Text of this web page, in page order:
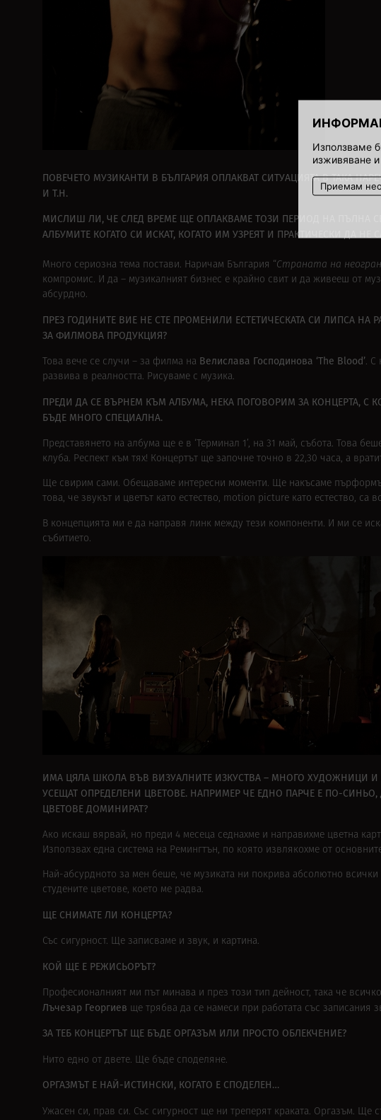
Използваме
изживяване
Приемам
ПОВЕЧЕТО МУЗИКАНТИ В БЪЛГАРИЯ ОПЛАКВАТ СИТУАЦИЯТА В ТАКА
И Т.Н.
МИСЛИШ ЛИ, ЧЕ СЛЕД ВРЕМЕ ЩЕ ОПЛАКВАМЕ ТОЗИ ПЕРИОД НА ПЪЛНА
АЛБУМИТЕ КОГАТО СИ ИСКАТ, КОГАТО ИМ УЗРЕЯТ И ПРАКТИЧЕСКИ ДА
Много сериозна тема постави. Наричам България “Страната на
компромис. И да – музикалният бизнес е крайно свит и да живееш от
абсурдно.
ПРЕЗ ГОДИНИТЕ ВИЕ НЕ СТЕ ПРОМЕНИЛИ ЕСТЕТИЧЕСКАТА СИ ЛИПСА
ЗА ФИЛМОВА ПРОДУКЦИЯ?
Това вече се случи – за филма на Велислава Господинова ‘The Blood’. С
развива в реалността. Рисуваме с музика.
ПРЕДИ ДА СЕ ВЪРНЕМ КЪМ АЛБУМА, НЕКА ПОГОВОРИМ ЗА КОНЦЕРТА, С
БЪДЕ МНОГО СПЕЦИАЛНА.
Представянето на албума ще е в ‘Терминал 1’, на 31 май, събота. Това
клуба. Респект към тях! Концертът ще започне точно в 22,30 часа, а
Ще свирим сами. Обещаваме интересни моменти. Ще накъсаме
това, че звукът и цветът като естество, motion picture като естество, са
В концепцията ми е да направя линк между тези компоненти. И ми се
събитието.
ИМА ЦЯЛА ШКОЛА ВЪВ ВИЗУАЛНИТЕ ИЗКУСТВА – МНОГО ХУДОЖНИЦИ
УСЕЩАТ ОПРЕДЕЛЕНИ ЦВЕТОВЕ. НАПРИМЕР ЧЕ ЕДНО ПАРЧЕ Е ПО-
ЦВЕТОВЕ ДОМИНИРАТ?
Ако искаш вярвай, но преди 4 месеца седнахме и направихме цветна
Използвах една система на Ремингтън, по която извлякохме от
Най-абсурдното за мен беше, че музиката ни покрива абсолютно
студените цветове, което ме радва.
ЩЕ СНИМАТЕ ЛИ КОНЦЕРТА?
Със сигурност. Ще записваме и звук, и картина.
КОЙ ЩЕ Е РЕЖИСЬОРЪТ?
Професионалният ми път минава и през този тип дейност, така че
Лъчезар Георгиев ще трябва да се намеси при работата със записания
ЗА ТЕБ КОНЦЕРТЪТ ЩЕ БЪДЕ ОРГАЗЪМ ИЛИ ПРОСТО ОБЛЕКЧЕНИЕ?
Нито едно от двете. Ще бъде споделяне.
ОРГАЗМЪТ Е НАЙ-ИСТИНСКИ, КОГАТО Е СПОДЕЛЕН…
Ужасен си, прав си. Със сигурност ще ни треперят краката. Оргазъм.